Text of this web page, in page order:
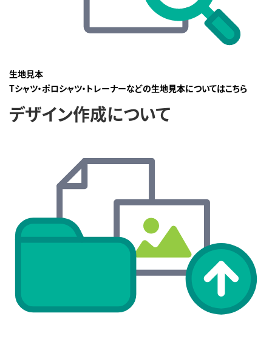
生地見本
Tシャツ・ポロシャツ・トレーナーなどの生地見本についてはこちら
デザイン作成について